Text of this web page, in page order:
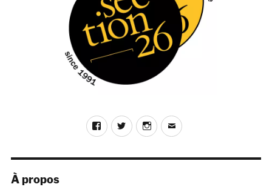
Mountain)
FacebookTwitterInstagram
E-
À propos